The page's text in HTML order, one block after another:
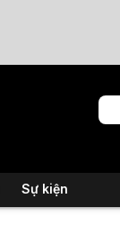
Sự kiện